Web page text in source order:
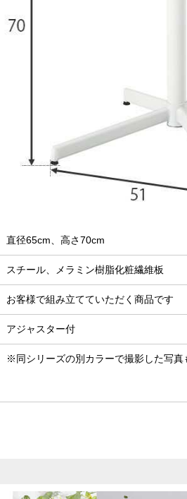
直径65cm、高さ70cm
スチール、メラミン樹脂化粧繊維板
お客様で組み立てていただく商品です
アジャスター付
※同シリーズの別カラーで撮影した写真